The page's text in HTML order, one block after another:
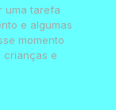
uma tarefa
e algumas
momento
crianças e